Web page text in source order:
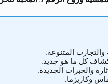
والتجارب المتنوعة.
كل ما هو جديد.
والخبرات الجديدة.
وكاريزما.